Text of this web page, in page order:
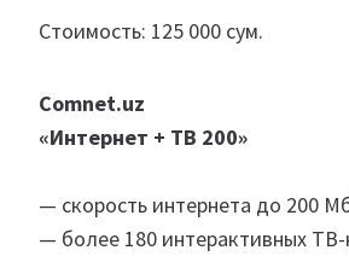
Стоимость: 125 000 сум.
Comnet.uz
«Интернет + ТВ 200»
— скорость интернета до 200
— более 180 интерактивных